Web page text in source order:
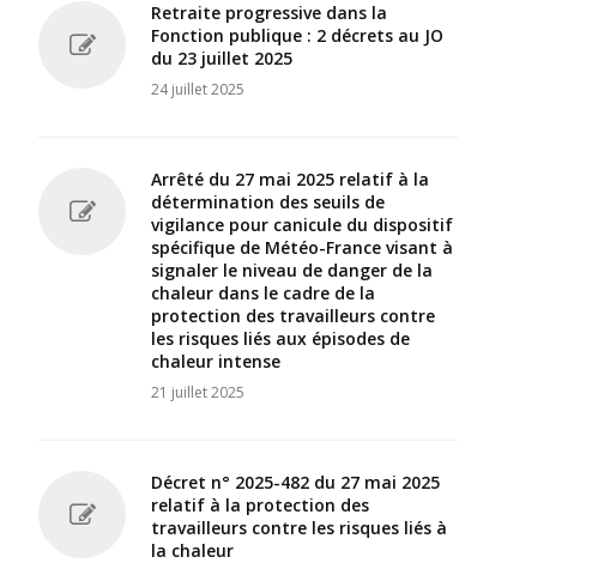
Retraite progressive dans la
Fonction publique : 2 décrets au JO
du 23 juillet 2025
24 juillet 2025
Arrêté du 27 mai 2025 relatif à la
détermination des seuils de
vigilance pour canicule du dispositif
spécifique de Météo-France visant à
signaler le niveau de danger de la
chaleur dans le cadre de la
protection des travailleurs contre
les risques liés aux épisodes de
chaleur intense
21 juillet 2025
Décret n° 2025-482 du 27 mai 2025
relatif à la protection des
travailleurs contre les risques liés à
la chaleur